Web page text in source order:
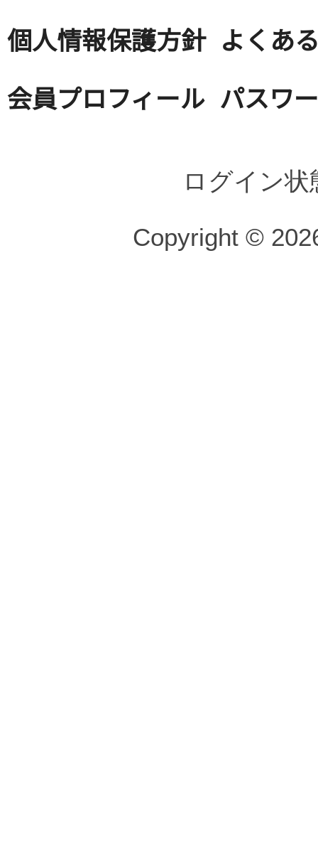
個人情報保護方針 よくあ
会員プロフィール パスワ
ログイン
Copyright ©